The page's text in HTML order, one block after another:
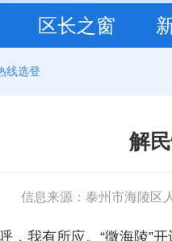
区长之窗
线选登
解
信息来源：泰州市海陵区
，我有所应。“微海陵”